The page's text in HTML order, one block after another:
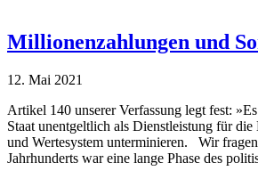
Millionenzahlungen und
12. Mai 2021
Artikel 140 unserer Verfassung legt fest:
Staat unentgeltlich als Dienstleistung für
und Wertesystem unterminieren. Wir
Jahrhunderts war eine lange Phase des